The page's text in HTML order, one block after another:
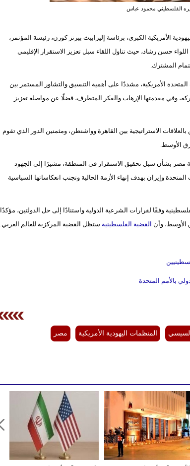
الفلسطيني محمود عباس
الأمريكية الكبرى، برئاسة إليزابيث بيرنز كورن، رئيسة المؤتمر،
حسن رشاد، حيث تناول اللقاء سبل تعزيز الاستقرار الإقليمي
المشترك.
المتحدة الأمريكية، مشددًا على أهمية التنسيق والتشاور المستمر بين
وفي مقدمتها الإرهاب والفكر المتطرف، فضلًا عن مواصلة تعزيز
الاستراتيجية بين القاهرة وواشنطن، ومثمنين الدور الذي تقوم
الأوسط.
مصر بشأن سبل تحقيق الاستقرار في المنطقة، مشيرًا إلى الجهود
وإيران بهدف إنهاء الأزمة الحالية وتجنب انعكاساتها السياسية
وفقًا لقرارات الشرعية الدولية واستنادًا إلى حل الدولتين، مؤكدًا
الأوسط، وأن القضية الفلسطينية ستظل القضية المركزية للعالم العربي.
بالأمم المتحدة
السيسي المنظمات اليهودية الأمريكية مصر